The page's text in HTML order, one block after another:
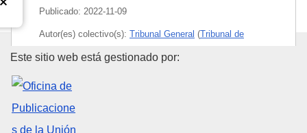
Publicado: 2022-11-09
Autor(es) colectivo(s): Tribunal General (Tribunal de
Justicia de la Unión Europea
Tema:
Oficina de Publicaciones de la
Este sitio web está gestionado por: